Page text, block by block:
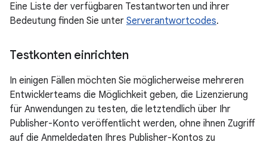
Eine Liste der verfügbaren Testantworten und ihrer
Bedeutung finden Sie unter Serverantwortcodes.
Testkonten einrichten
In einigen Fällen möchten Sie möglicherweise mehreren
Entwicklerteams die Möglichkeit geben, die Lizenzierung
für Anwendungen zu testen, die letztendlich über Ihr
Publisher-Konto veröffentlicht werden, ohne ihnen Zugriff
auf die Anmeldedaten Ihres Publisher-Kontos zu